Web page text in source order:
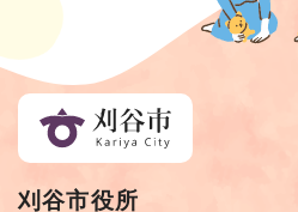
刈谷市役所